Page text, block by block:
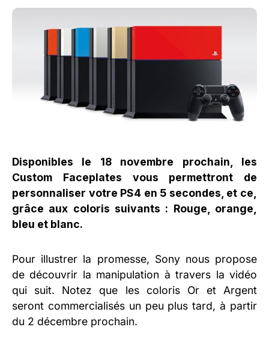
Disponibles le 18 novembre prochain, les
Custom Faceplates vous permettront de
personnaliser votre PS4 en 5 secondes, et ce,
grâce aux coloris suivants : Rouge, orange,
bleu et blanc.
Pour illustrer la promesse, Sony nous propose
de découvrir la manipulation à travers la vidéo
qui suit. Notez que les coloris Or et Argent
seront commercialisés un peu plus tard, à partir
du 2 décembre prochain.